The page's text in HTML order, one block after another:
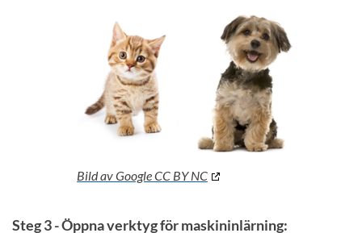
Bild av Google CC BY NC
Steg 3 - Öppna verktyg för maskininlärning: